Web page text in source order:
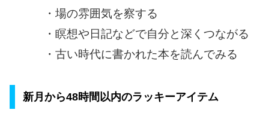
・場の雰囲気を察する
・瞑想や日記などで自分と深くつながる
・古い時代に書かれた本を読んでみる
新月から48時間以内のラッキーアイテム